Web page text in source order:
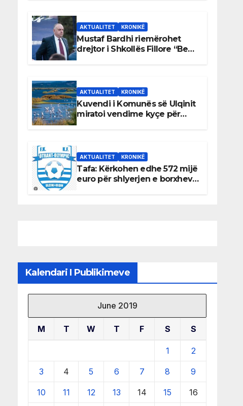
AKTUALITET KRONIKË
Mustaf Bardhi riemërohet
drejtor i Shkollës Fillore “Bedri
AKTUALITET KRONIKË
Kuvendi i Komunës së Ulqinit
miratoi vendime kyçe për
AKTUALITET KRONIKË
Tafa: Kërkohen edhe 572 mijë
euro për shlyerjen e borxheve
Kalendari I Publikimeve
June 2019
M T W T F S S
1 2
3 4 5 6 7 8 9
10 11 12 13 14 15 16